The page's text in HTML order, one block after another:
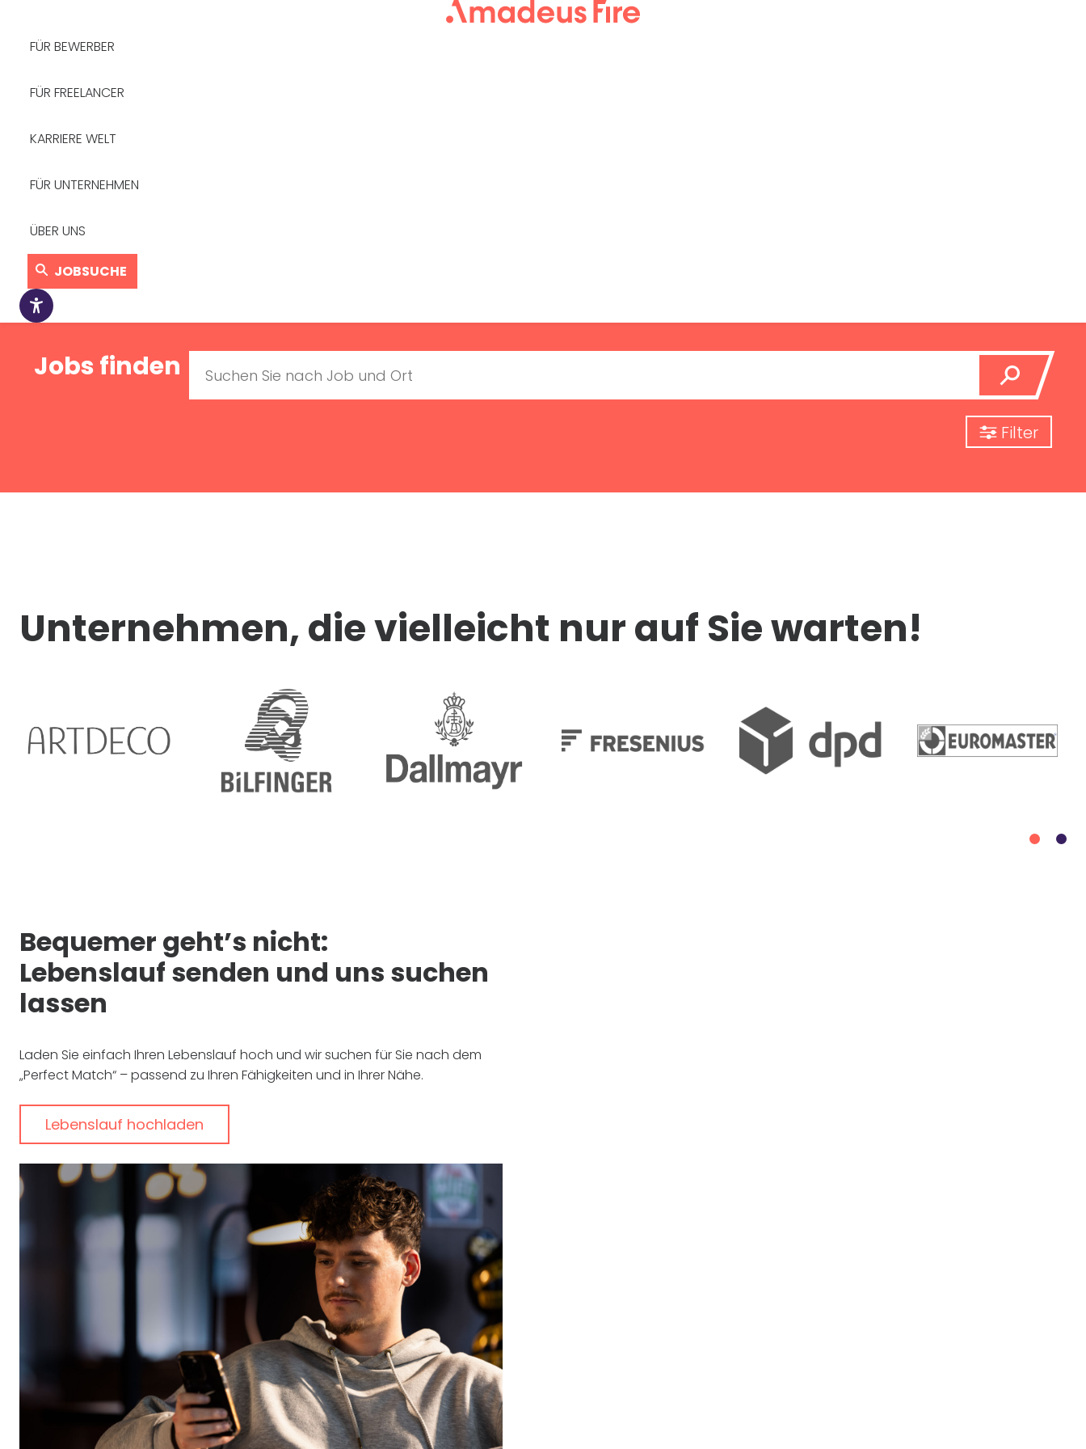
FÜR BEWERBER
FÜR FREELANCER
KARRIERE WELT
FÜR UNTERNEHMEN
ÜBER UNS
JOBSUCHE
Jobs finden
Filter
Unternehmen, die vielleicht nur auf Sie warten!
Bequemer geht’s nicht:
Lebenslauf senden und uns suchen
lassen
Laden Sie einfach Ihren Lebenslauf hoch und wir suchen für Sie nach dem
„Perfect Match“ – passend zu Ihren Fähigkeiten und in Ihrer Nähe.
Lebenslauf hochladen